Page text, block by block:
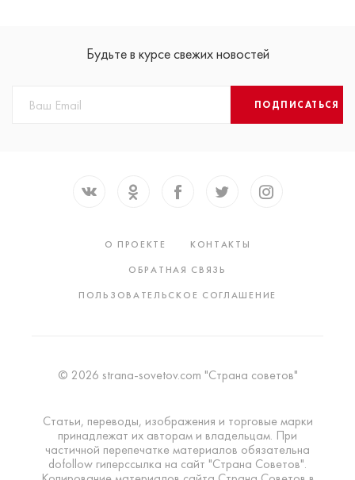
Будьте в курсе свежих новостей
ПОДПИСАТЬСЯ
О ПРОЕКТЕ
КОНТАКТЫ
ОБРАТНАЯ СВЯЗЬ
ПОЛЬЗОВАТЕЛЬСКОЕ СОГЛАШЕНИЕ
© 2026 strana-sovetov.com "Страна советов"
Статьи, переводы, изображения и торговые марки
принадлежат их авторам и владельцам. При
частичной перепечатке материалов обязательна
dofollow гиперссылка на сайт "Страна Советов".